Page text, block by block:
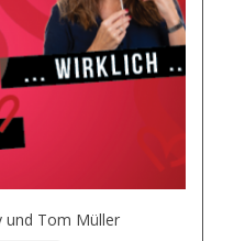
und Tom Müller